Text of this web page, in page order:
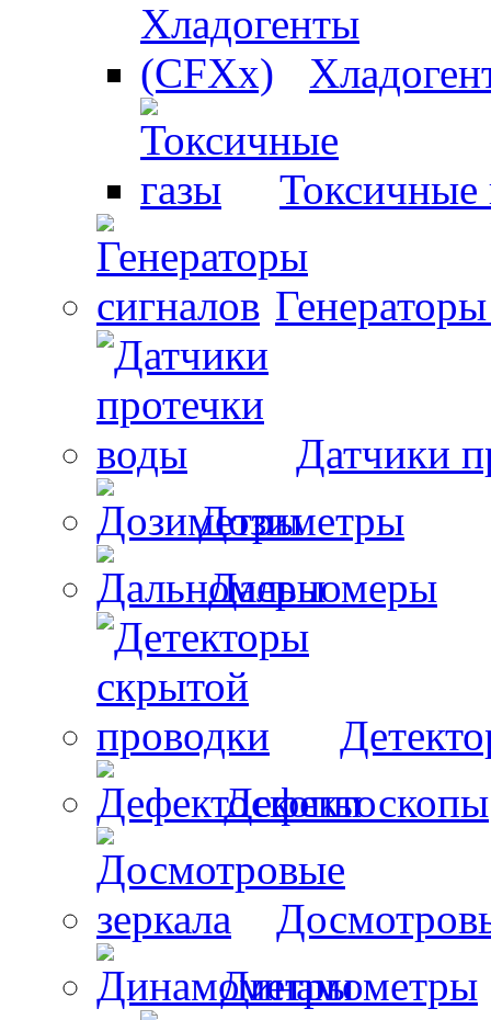
Токсичные
Датчики
Дозиметры
Дальномеры
Дефектоскопы
Динамометры